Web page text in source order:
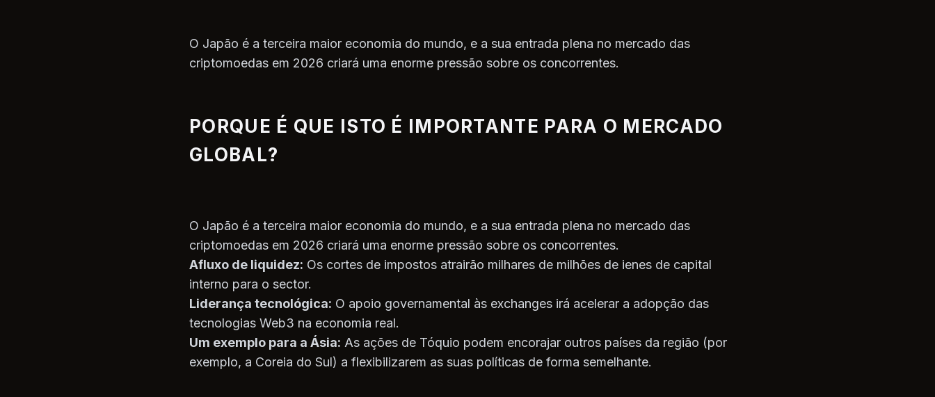
O Japão é a terceira maior economia do mundo, e a sua entrada plena no mercado das
criptomoedas em 2026 criará uma enorme pressão sobre os concorrentes.
PORQUE É QUE ISTO É IMPORTANTE PARA O MERCADO
GLOBAL?
O Japão é a terceira maior economia do mundo, e a sua entrada plena no mercado das
criptomoedas em 2026 criará uma enorme pressão sobre os concorrentes.
Afluxo de liquidez: Os cortes de impostos atrairão milhares de milhões de ienes de capital
interno para o sector.
Liderança tecnológica: O apoio governamental às exchanges irá acelerar a adopção das
tecnologias Web3 na economia real.
Um exemplo para a Ásia: As ações de Tóquio podem encorajar outros países da região (por
exemplo, a Coreia do Sul) a flexibilizarem as suas políticas de forma semelhante.